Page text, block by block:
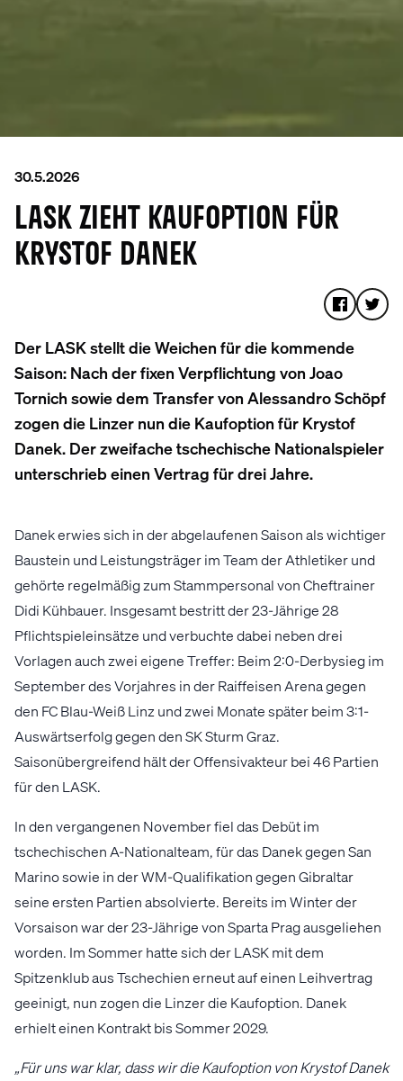
30.5.2026
LASK ZIEHT KAUFOPTION FÜR
KRYSTOF DANEK
Der LASK stellt die Weichen für die kommende
Saison: Nach der fixen Verpflichtung von Joao
Tornich sowie dem Transfer von Alessandro Schöpf
zogen die Linzer nun die Kaufoption für Krystof
Danek. Der zweifache tschechische Nationalspieler
unterschrieb einen Vertrag für drei Jahre.
Danek erwies sich in der abgelaufenen Saison als wichtiger
Baustein und Leistungsträger im Team der Athletiker und
gehörte regelmäßig zum Stammpersonal von Cheftrainer
Didi Kühbauer. Insgesamt bestritt der 23-Jährige 28
Pflichtspieleinsätze und verbuchte dabei neben drei
Vorlagen auch zwei eigene Treffer: Beim 2:0-Derbysieg im
September des Vorjahres in der Raiffeisen Arena gegen
den FC Blau-Weiß Linz und zwei Monate später beim 3:1-
Auswärtserfolg gegen den SK Sturm Graz.
Saisonübergreifend hält der Offensivakteur bei 46 Partien
für den LASK.
In den vergangenen November fiel das Debüt im
tschechischen A-Nationalteam, für das Danek gegen San
Marino sowie in der WM-Qualifikation gegen Gibraltar
seine ersten Partien absolvierte. Bereits im Winter der
Vorsaison war der 23-Jährige von Sparta Prag ausgeliehen
worden. Im Sommer hatte sich der LASK mit dem
Spitzenklub aus Tschechien erneut auf einen Leihvertrag
geeinigt, nun zogen die Linzer die Kaufoption. Danek
erhielt einen Kontrakt bis Sommer 2029.
„Für uns war klar, dass wir die Kaufoption von Krystof Danek